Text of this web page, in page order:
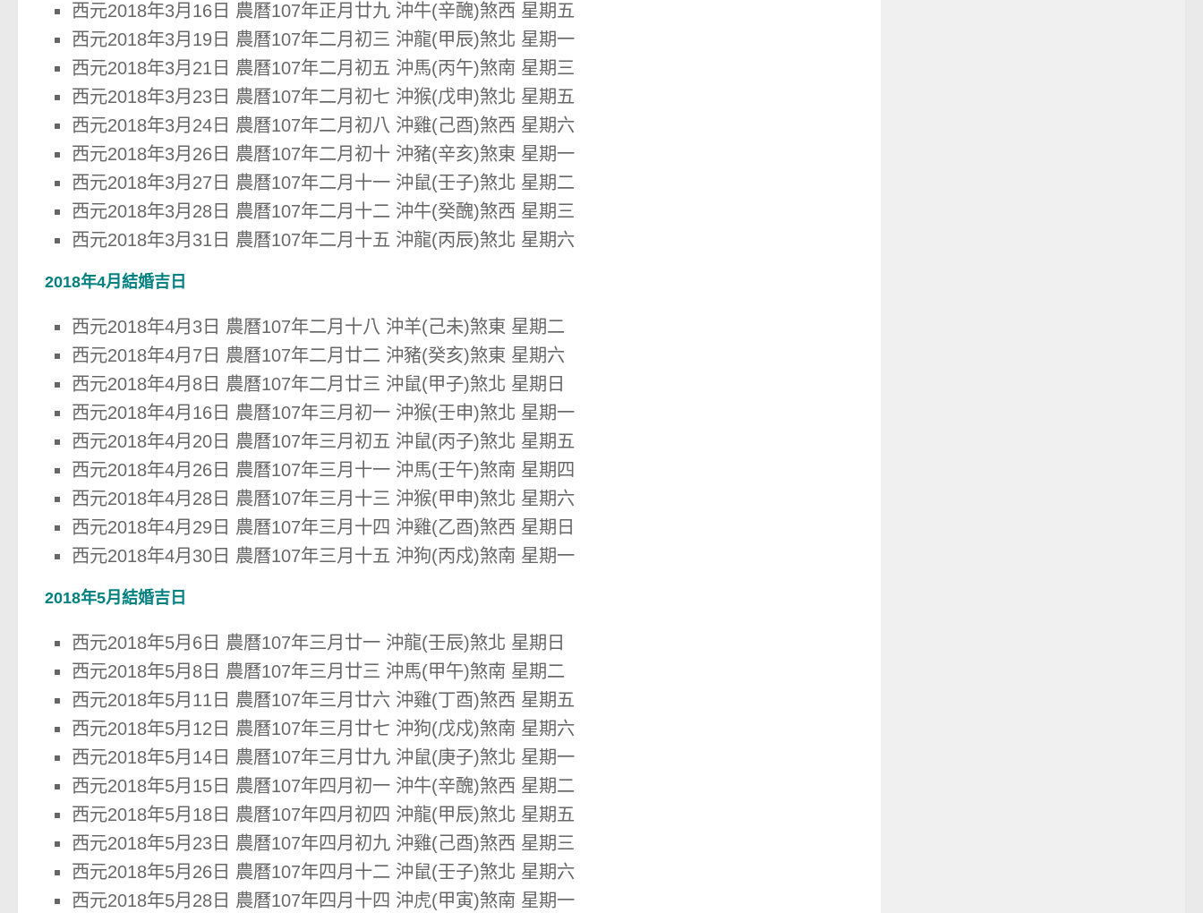
西元2018年3月16日 農曆107年正月廿九 沖牛(辛醜)煞西 星期五
西元2018年3月19日 農曆107年二月初三 沖龍(甲辰)煞北 星期一
西元2018年3月21日 農曆107年二月初五 沖馬(丙午)煞南 星期三
西元2018年3月23日 農曆107年二月初七 沖猴(戊申)煞北 星期五
西元2018年3月24日 農曆107年二月初八 沖雞(己酉)煞西 星期六
西元2018年3月26日 農曆107年二月初十 沖豬(辛亥)煞東 星期一
西元2018年3月27日 農曆107年二月十一 沖鼠(壬子)煞北 星期二
西元2018年3月28日 農曆107年二月十二 沖牛(癸醜)煞西 星期三
西元2018年3月31日 農曆107年二月十五 沖龍(丙辰)煞北 星期六
2018年4月結婚吉日
西元2018年4月3日 農曆107年二月十八 沖羊(己未)煞東 星期二
西元2018年4月7日 農曆107年二月廿二 沖豬(癸亥)煞東 星期六
西元2018年4月8日 農曆107年二月廿三 沖鼠(甲子)煞北 星期日
西元2018年4月16日 農曆107年三月初一 沖猴(壬申)煞北 星期一
西元2018年4月20日 農曆107年三月初五 沖鼠(丙子)煞北 星期五
西元2018年4月26日 農曆107年三月十一 沖馬(壬午)煞南 星期四
西元2018年4月28日 農曆107年三月十三 沖猴(甲申)煞北 星期六
西元2018年4月29日 農曆107年三月十四 沖雞(乙酉)煞西 星期日
西元2018年4月30日 農曆107年三月十五 沖狗(丙戍)煞南 星期一
2018年5月結婚吉日
西元2018年5月6日 農曆107年三月廿一 沖龍(壬辰)煞北 星期日
西元2018年5月8日 農曆107年三月廿三 沖馬(甲午)煞南 星期二
西元2018年5月11日 農曆107年三月廿六 沖雞(丁酉)煞西 星期五
西元2018年5月12日 農曆107年三月廿七 沖狗(戊戍)煞南 星期六
西元2018年5月14日 農曆107年三月廿九 沖鼠(庚子)煞北 星期一
西元2018年5月15日 農曆107年四月初一 沖牛(辛醜)煞西 星期二
西元2018年5月18日 農曆107年四月初四 沖龍(甲辰)煞北 星期五
西元2018年5月23日 農曆107年四月初九 沖雞(己酉)煞西 星期三
西元2018年5月26日 農曆107年四月十二 沖鼠(壬子)煞北 星期六
西元2018年5月28日 農曆107年四月十四 沖虎(甲寅)煞南 星期一